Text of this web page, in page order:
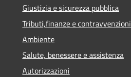
Giustizia e sicurezza pubblica
Tributi,finanze e contravvenzioni
Ambiente
Salute, benessere e assistenza
Autorizzazioni